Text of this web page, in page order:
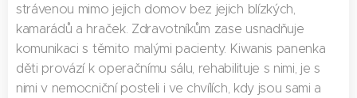
strávenou mimo jejich domov bez jejich blízkých,
kamarádů a hraček. Zdravotníkům zase usnadňuje
komunikaci s těmito malými pacienty. Kiwanis panenka
děti provází k operačnímu sálu, rehabilituje s nimi, je s
nimi v nemocniční posteli i ve chvílích, kdy jsou sami a